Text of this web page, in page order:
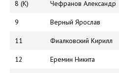
8 (К) Чефранов Александр
9 Верный Ярослав
11 Фиалковский Кирилл
12 Еремин Никита